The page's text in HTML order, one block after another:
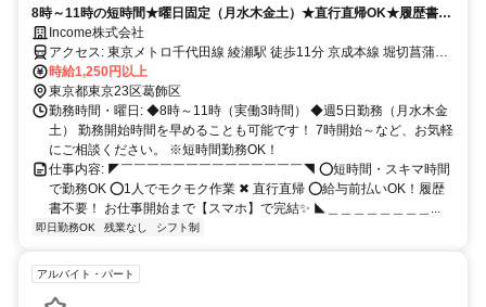
8時～11時の短時間★曜日固定（月水木金土）★直行直帰OK★履歴書不
要！Income株式会社
アクセス: 東京メトロ千代田線 綾瀬駅 徒歩11分 京成本線 堀切菖蒲園
駅 徒歩13分 ※自転車通勤OK ※バイク通勤OK
時給1,250円以上
東京都東京23区葛飾区
勤務時間・曜日: ◆8時～11時（実働3時間） ◆週5日勤務（月水木金
土） 勤務開始時間を早めることも可能です！ 7時開始～など、お気軽
にご相談ください。 ※短時間勤務OK！
仕事内容: ◤￣￣￣￣￣￣￣￣￣￣￣￣￣￣◥ ⭕短時間・スキマ時間
で勤務OK ⭕1人でモクモク作業 ✖ 直行直帰 ⭕給与前払いOK！履歴
書不要！ お仕事開始まで【スマホ】で完結✨ ◣＿＿＿＿＿＿＿＿...
即日勤務OK 残業なし シフト制
アルバイト・パート